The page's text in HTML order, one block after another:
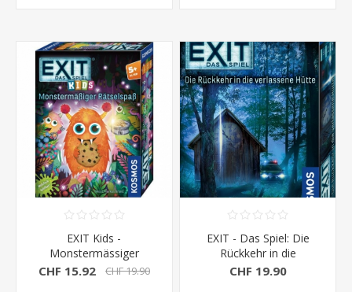
EXIT Kids -
Monstermässiger
Rätselspass
CHF 15.92 CHF 19.90
EXIT - Das Spiel: Die
Rückkehr in die
verlassene Hütte
CHF 19.90